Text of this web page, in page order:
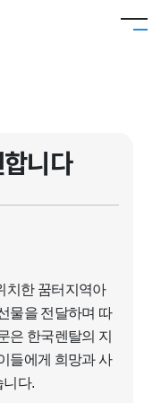
니다
치한 꿈터지역아
물을 전달하며 따
은 한국렌탈의 지
들에게 희망과 사
니다.